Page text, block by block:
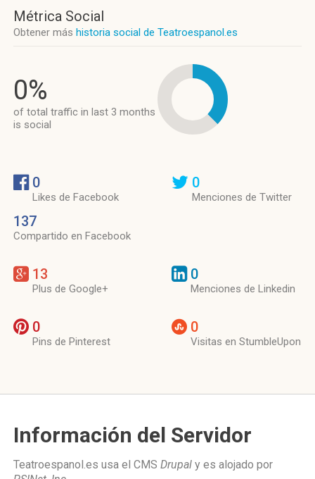
Métrica Social
Obtener más historia social de Teatroespanol.es
0%
of total traffic in last 3 months
is social
0
Likes de Facebook
137
Compartido en Facebook
0
Menciones de Twitter
13
Plus de Google+
0
Menciones de Linkedin
0
Pins de Pinterest
0
Visitas en StumbleUpon
Información del Servidor
Teatroespanol.es usa el CMS Drupal y es alojado por